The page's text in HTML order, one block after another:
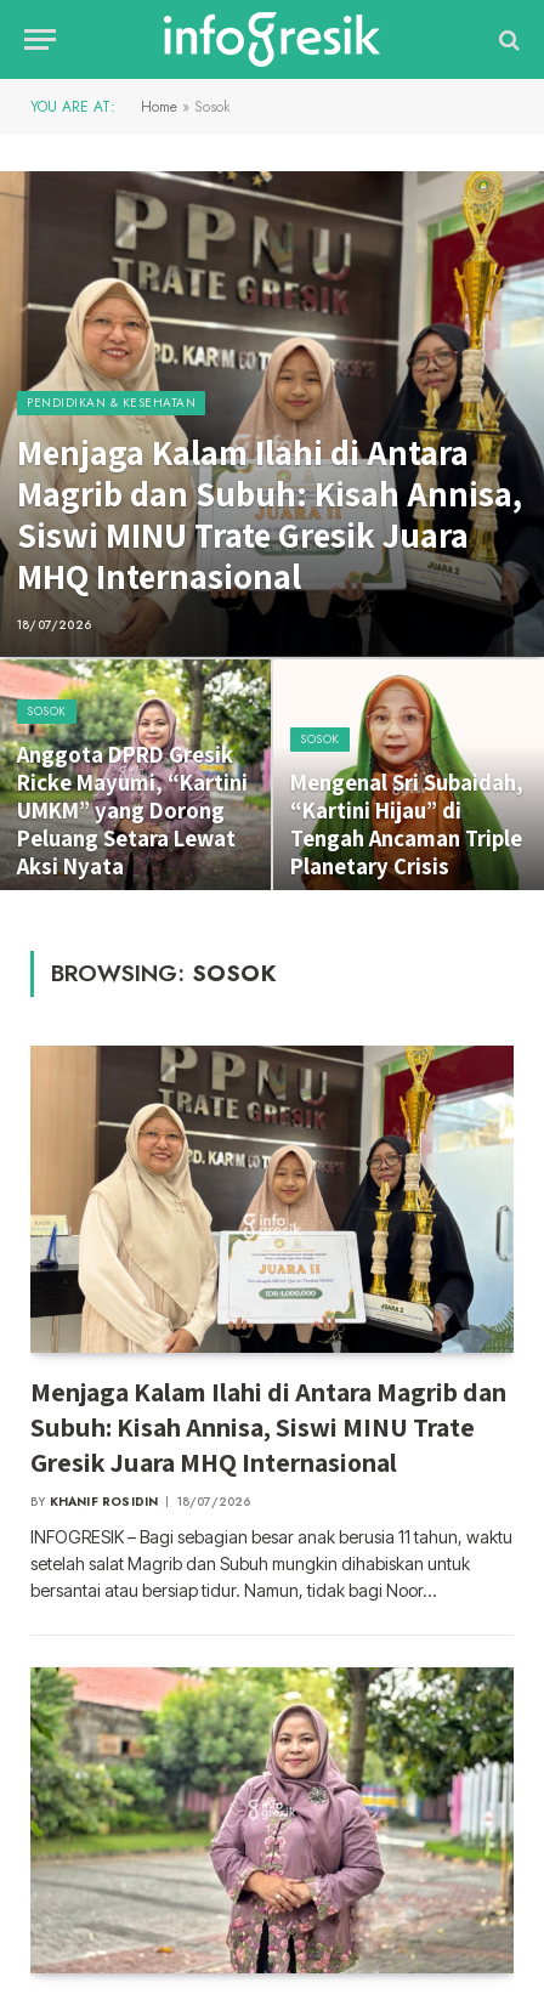
YOU ARE AT: Home » Sosok
PENDIDIKAN & KESEHATAN
Menjaga Kalam Ilahi di Antara
Magrib dan Subuh: Kisah Annisa,
Siswi MINU Trate Gresik Juara
MHQ Internasional
18/07/2026
SOSOK
Anggota DPRD Gresik
Ricke Mayumi, “Kartini
UMKM” yang Dorong
Peluang Setara Lewat
Aksi Nyata
SOSOK
Mengenal Sri Subaidah,
“Kartini Hijau” di
Tengah Ancaman Triple
Planetary Crisis
BROWSING: SOSOK
Menjaga Kalam Ilahi di Antara Magrib dan
Subuh: Kisah Annisa, Siswi MINU Trate
Gresik Juara MHQ Internasional
BY KHANIF ROSIDIN 18/07/2026
INFOGRESIK – Bagi sebagian besar anak berusia 11 tahun, waktu
setelah salat Magrib dan Subuh mungkin dihabiskan untuk
bersantai atau bersiap tidur. Namun, tidak bagi Noor…